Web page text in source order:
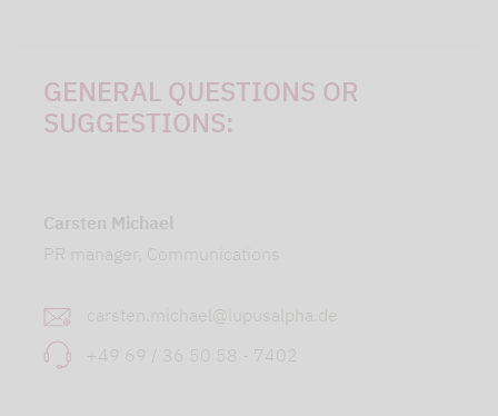
GENERAL QUESTIONS OR
SUGGESTIONS:
Carsten Michael
PR manager, Communications
carsten.michael@lupusalpha.de
+49 69 / 36 50 58 - 7402